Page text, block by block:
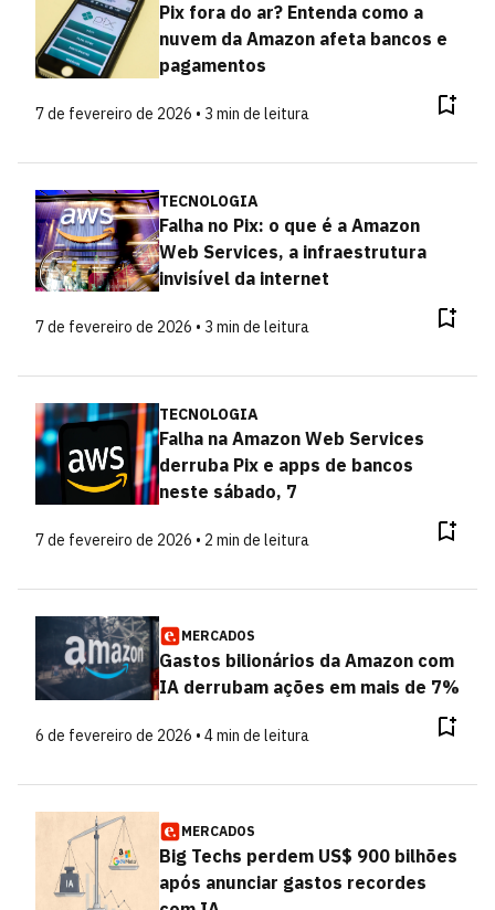
Pix fora do ar? Entenda como a
nuvem da Amazon afeta bancos e
pagamentos
7 de fevereiro de 2026 • 3 min de leitura
TECNOLOGIA
Falha no Pix: o que é a Amazon
Web Services, a infraestrutura
invisível da internet
7 de fevereiro de 2026 • 3 min de leitura
TECNOLOGIA
Falha na Amazon Web Services
derruba Pix e apps de bancos
neste sábado, 7
7 de fevereiro de 2026 • 2 min de leitura
MERCADOS
Gastos bilionários da Amazon com
IA derrubam ações em mais de 7%
6 de fevereiro de 2026 • 4 min de leitura
MERCADOS
Big Techs perdem US$ 900 bilhões
após anunciar gastos recordes